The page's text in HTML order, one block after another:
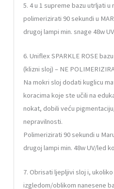
5. 4 u 1 supreme bazu utrljati u
polimerizirati 90 sekundi u
drugoj lampi min. snage 48w
6. Uniflex SPARKLE ROSE
(klizni sloj) – NE
Na mokri sloj dodati kuglicu
koracima koje ste učili na
nokat, dobili veću
nepravilnosti.
Polimerizirati 90 sekundi u
drugoj lampi min. 48w UV/led
7. Obrisati ljepljivi sloj i,
izgledom/oblikom nanesene